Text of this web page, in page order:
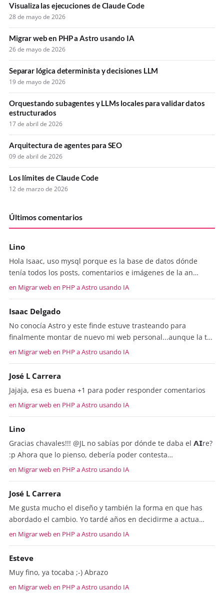
Visualiza las ejecuciones de Claude Code
28 de mayo de 2026
Migrar web en PHP a Astro usando IA
26 de mayo de 2026
Separar lógica determinista y decisiones LLM
19 de mayo de 2026
Orquestando subagentes y LLMs locales para validar datos
estructurados
17 de abril de 2026
Arquitectura de agentes para SEO
09 de abril de 2026
Los límites de Claude Code
12 de marzo de 2026
Últimos comentarios
Lino
Hola Isaac, uso mysql porque es la base de datos dónde
tenía todos los posts, comentarios e imágenes de la an…
en Migrar web en PHP a Astro usando IA
Isaac Delgado
No conocía Astro y este finde estuve trasteando para
finalmente montar de nuevo mi web personal...aunque la t…
en Migrar web en PHP a Astro usando IA
José L Carrera
Jajaja, esa es buena +1 para poder responder comentarios
en Migrar web en PHP a Astro usando IA
Lino
Gracias chavales!!! @JL no sabías por dónde te daba el 𝗔𝗜re?
:p Ahora que lo pienso, debería poder contesta…
en Migrar web en PHP a Astro usando IA
José L Carrera
Me gusta mucho el diseño y también la forma en que has
abordado el cambio. Yo tardé años en decidirme a actua…
en Migrar web en PHP a Astro usando IA
Esteve
Muy fino, ya tocaba ;-) Abrazo
en Migrar web en PHP a Astro usando IA